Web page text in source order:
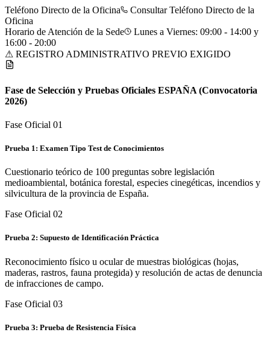
Teléfono Directo de la Oficina
Consultar Teléfono Directo de la
Oficina
Horario de Atención de la Sede
Lunes a Viernes: 09:00 - 14:00 y
16:00 - 20:00
⚠ REGISTRO ADMINISTRATIVO PREVIO EXIGIDO
Fase de Selección y Pruebas Oficiales ESPAÑA (Convocatoria
2026)
Fase Oficial 01
Prueba 1: Examen Tipo Test de Conocimientos
Cuestionario teórico de 100 preguntas sobre legislación
medioambiental, botánica forestal, especies cinegéticas, incendios y
silvicultura de la provincia de España.
Fase Oficial 02
Prueba 2: Supuesto de Identificación Práctica
Reconocimiento físico u ocular de muestras biológicas (hojas,
maderas, rastros, fauna protegida) y resolución de actas de denuncia
de infracciones de campo.
Fase Oficial 03
Prueba 3: Prueba de Resistencia Física